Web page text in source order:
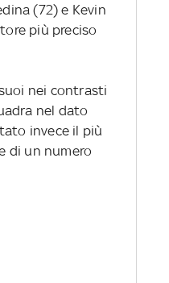
(72) e Kevin
più preciso
nei contrasti
nel dato
invece il più
di un numero